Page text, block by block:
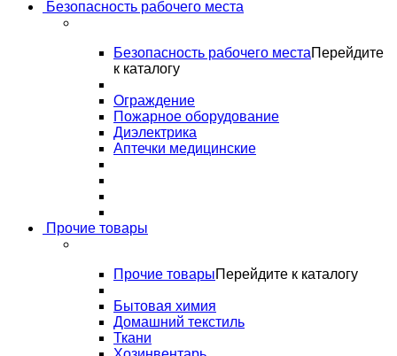
Безопасность рабочего места
Безопасность рабочего местаПерейдите
к каталогу
Ограждение
Пожарное оборудование
Диэлектрика
Аптечки медицинские
Прочие товары
Прочие товарыПерейдите к каталогу
Бытовая химия
Домашний текстиль
Ткани